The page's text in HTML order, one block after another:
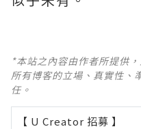
*本站之內容由作者所提供
所有博客的立場、真實性、
任。
【 U Creator 招募 】